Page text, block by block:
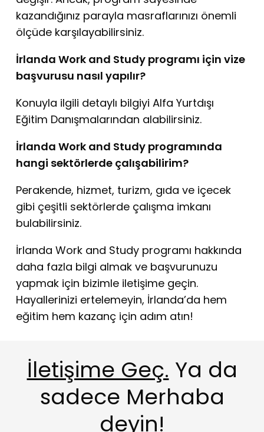
kazandığınız parayla masraflarınızı önemli
ölçüde karşılayabilirsiniz.
İrlanda Work and Study programı için vize
başvurusu nasıl yapılır?
Konuyla ilgili detaylı bilgiyi Alfa Yurtdışı
Eğitim Danışmalarından alabilirsiniz.
İrlanda Work and Study programında
hangi sektörlerde çalışabilirim?
Perakende, hizmet, turizm, gıda ve içecek
gibi çeşitli sektörlerde çalışma imkanı
bulabilirsiniz.
İrlanda Work and Study programı hakkında
daha fazla bilgi almak ve başvurunuzu
yapmak için bizimle iletişime geçin.
Hayallerinizi ertelemeyin, İrlanda’da hem
eğitim hem kazanç için adım atın!
İletişime Geç. Ya da
sadece Merhaba
deyin!